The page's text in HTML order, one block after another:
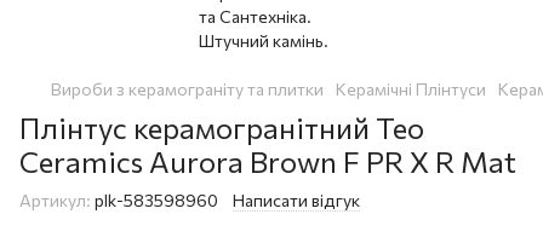
Вироби з керамограніту та плитки Керамічні Плінтуси
Плінтус керамогранітний Teo
Ceramics Aurora Brown F PR X R Mat
Артикул: plk-583598960 Написати відгук